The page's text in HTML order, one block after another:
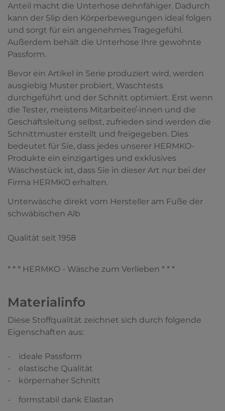
Anteil macht die Unterhose dehnfähiger. Dadurch
kann der Slip den Körperbewegungen ideal folgen
und sorgt für ein angenehmes Tragegefühl.
Außerdem behält die Unterhose Ihre gewohnte
Passform.
Bevor ein Artikel in Serie produziert wird, werden
ausgiebig Muster probiert, Waschtests
durchgeführt und der Schnitt optimiert. Erst wenn
die Tester, meistens Mitarbeiter/-innen und die
Geschäftsleitung selbst, zufrieden sind werden die
Schnittmuster erstellt und freigegeben. Dies
bedeutet für Sie, dass jedes unserer HERMKO-
Produkte ein einzigartiges und exklusives
Wäschestück ist, dass Sie in dieser Art nur bei der
Firma HERMKO erhalten.
Unterwäsche direkt vom Hersteller am Fuße der
schwäbischen Alb
Qualität seit 1958
* * * HERMKO - Wäsche zum Verlieben * * *
Materialinfo
Diese Stoffqualität zeichnet sich durch folgende
Eigenschaften aus:
- ideale Passform
- elastische Qualität
- körpernaher Schnitt
- formstabil dank Elastan